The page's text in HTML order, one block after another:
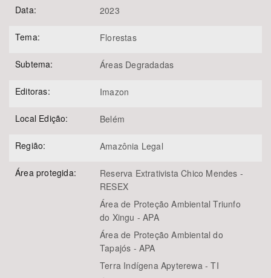
Data: 2023
Tema: Florestas
Subtema: Áreas Degradadas
Editoras: Imazon
Local Edição: Belém
Região: Amazônia Legal
Área protegida:
Reserva Extrativista Chico Mendes -
RESEX
Área de Proteção Ambiental Triunfo
do Xingu - APA
Área de Proteção Ambiental do
Tapajós - APA
Terra Indígena Apyterewa - TI